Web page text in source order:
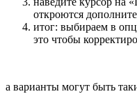
откроются
итог: выбираем в
это чтобы
а варианты могут быть